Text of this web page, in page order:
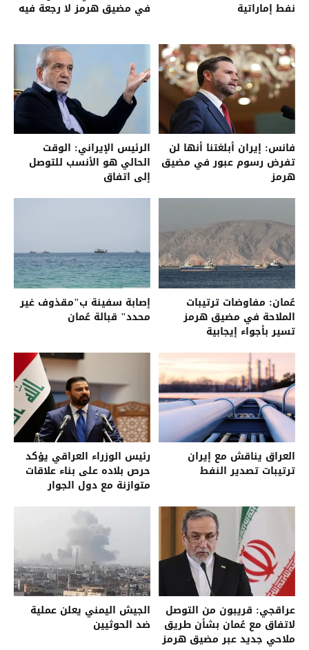
نفط إماراتية في مضيق هرمز لا رجعة فيه
فانس: إيران أبلغتنا أنها لن
تفرض رسوم عبور في مضيق
هرمز
الرئيس الإيراني: الوقت
الحالي هو الأنسب للتوصل
إلى اتفاق
عُمان: مفاوضات ترتيبات
الملاحة في مضيق هرمز
تسير بأجواء إيجابية
إصابة سفينة ب"مقذوف غير
محدد" قبالة عُمان
العراق يناقش مع إيران
ترتيبات تصدير النفط
رئيس الوزراء العراقي يؤكد
حرص بلاده على بناء علاقات
متوازنة مع دول الجوار
عراقجي: قريبون من التوصل
لاتفاق مع عُمان بشأن طريق
ملاحي جديد عبر مضيق هرمز
الجيش اليمني يعلن عملية
ضد الحوثيين